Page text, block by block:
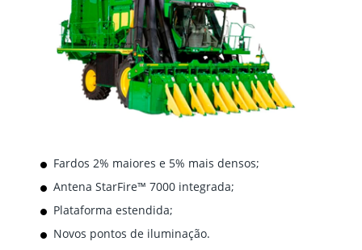
Fardos 2% maiores e 5% mais densos;
Antena StarFire™ 7000 integrada;
Plataforma estendida;
Novos pontos de iluminação.